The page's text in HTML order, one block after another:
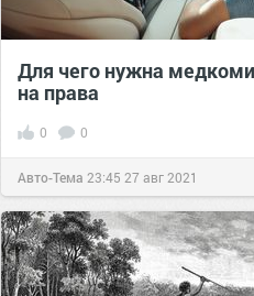
Для чего нужна
на права
0 0
Авто-Тема 23:45 27 авг 2021